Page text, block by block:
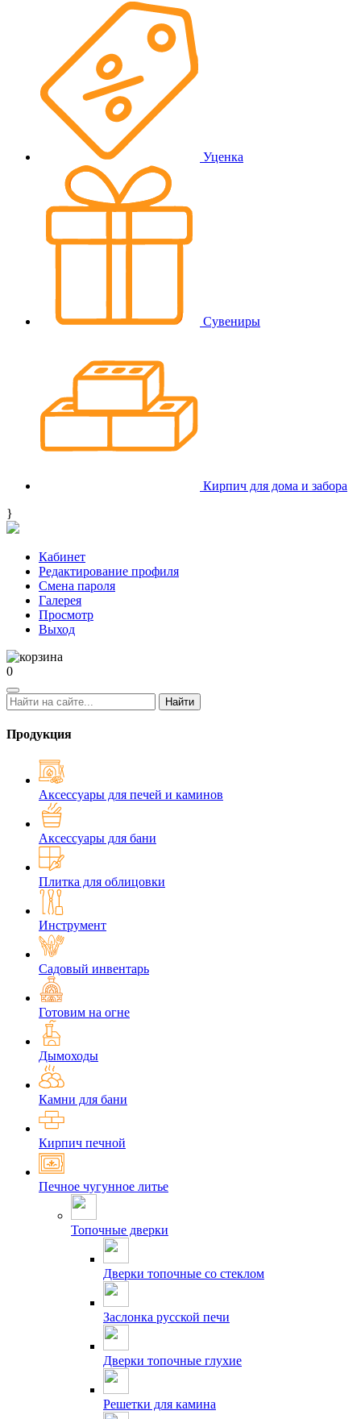
Уценка
Сувениры
Кирпич для дома и забора
}
Кабинет
Редактирование профиля
Смена пароля
Галерея
Просмотр
Выход
0
Найти
Продукция
Аксессуары для печей и каминов
Аксессуары для бани
Плитка для облицовки
Инструмент
Садовый инвентарь
Готовим на огне
Дымоходы
Камни для бани
Кирпич печной
Печное чугунное литье
Топочные дверки
Дверки топочные со стеклом
Заслонка русской печи
Дверки топочные глухие
Решетки для камина